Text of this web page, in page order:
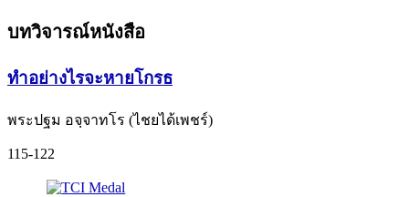
บทวิจารณ์หนังสือ
ทำอย่างไรจะหายโกรธ
พระปฐม อจฺจาทโร (ไชยได้เพชร์)
115-122